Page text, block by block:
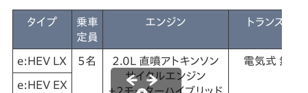
タイプ
乗車
定員
エンジン トランスミッ
e:HEV LX 5名
2.0L 直噴アトキンソン
サイクルエンジン
電気式 無段
e:HEV EX